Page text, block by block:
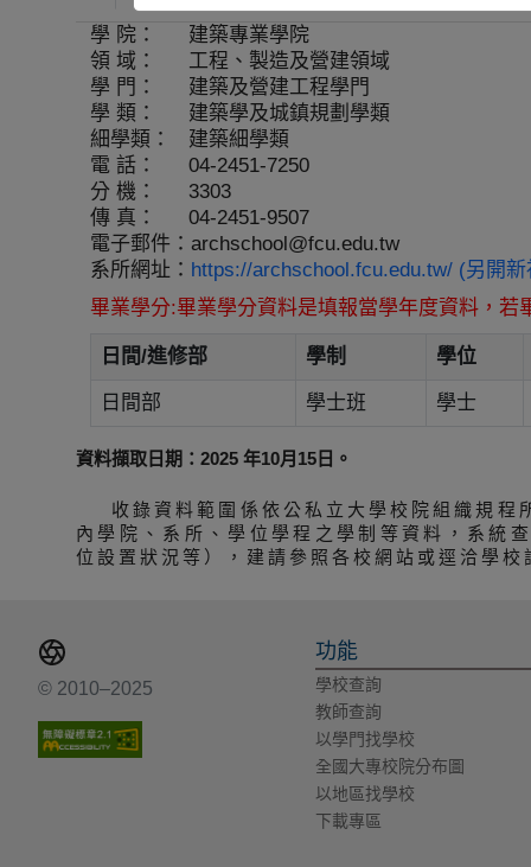
學 院：
建築專業學院
領 域：
工程、製造及營建領域
學 門：
建築及營建工程學門
學 類：
建築學及城鎮規劃學類
細學類：
建築細學類
電 話：
04-2451-7250
分 機：
3303
傳 真：
04-2451-9507
電子郵件： archschool@fcu.edu.tw
系所網址： https://archschool.fcu.edu.tw/ (另開
畢業學分:畢業學分資料是填報當學年度資料，
日間/進修部 學制 學位
日間部 學士班 學士
資料擷取日期：2025 年10月15日。
收錄資料範圍係依公私立大學校院組織規
內學院、系所、學位學程之學制等資料，系統
位設置狀況等），建請參照各校網站或逕洽學校
© 2010–2025
功能
學校查詢
教師查詢
以學門找學校
全國大專校院分布圖
以地區找學校
下載專區